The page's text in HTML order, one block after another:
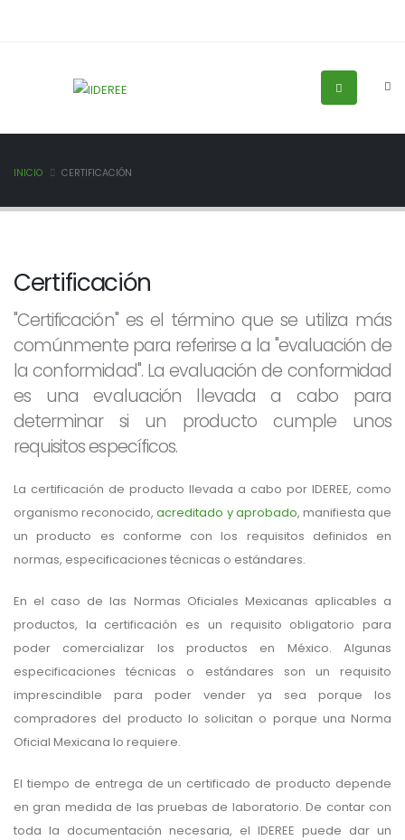
INICIO CERTIFICACIÓN
Certificación
"Certificación" es el término que se utiliza más
comúnmente para referirse a la "evaluación de
la conformidad". La evaluación de conformidad
es una evaluación llevada a cabo para
determinar si un producto cumple unos
requisitos específicos.
La certificación de producto llevada a cabo por IDEREE, como
organismo reconocido,acreditado y aprobado, manifiesta que
un producto es conforme con los requisitos definidos en
normas, especificaciones técnicas o estándares.
En el caso de las Normas Oficiales Mexicanas aplicables a
productos, la certificación es un requisito obligatorio para
poder comercializar los productos en México. Algunas
especificaciones técnicas o estándares son un requisito
imprescindible para poder vender ya sea porque los
compradores del producto lo solicitan o porque una Norma
Oficial Mexicana lo requiere.
El tiempo de entrega de un certificado de producto depende
en gran medida de las pruebas de laboratorio. De contar con
toda la documentación necesaria, el IDEREE puede dar un